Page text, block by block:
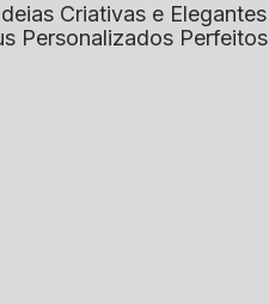
Criativas e Elegantes
Personalizados Perfeitos